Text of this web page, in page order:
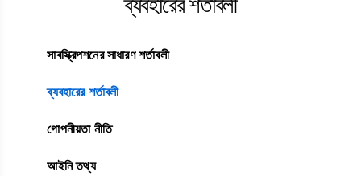
সাবস্ক্রিপশনের সাধারণ শর্তাবলী
ব্যবহারের শর্তাবলী
গোপনীয়তা নীতি
আইনি তথ্য